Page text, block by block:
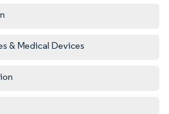
& Medical Devices